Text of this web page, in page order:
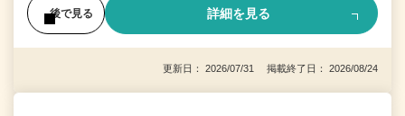
後で見る 詳細を見る
更新日： 2026/07/31 掲載終了日： 2026/08/24